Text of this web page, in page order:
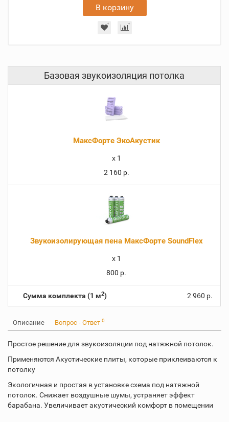
В корзину
Базовая звукоизоляция потолка
МаксФорте ЭкоАкустик
x 1
2 160 р.
Звукоизолирующая пена МаксФорте SoundFlex
x 1
800 р.
Сумма комплекта (1 м2) 2 960 р.
Описание Вопрос - Ответ 0
Простое решение для звукоизоляции под натяжной потолок.
Применяются Акустические плиты, которые приклеиваются к
потолку
Экологичная и простая в установке схема под натяжной
потолок. Снижает воздушные шумы, устраняет эффект
барабана. Увеличивает акустический комфорт в помещении